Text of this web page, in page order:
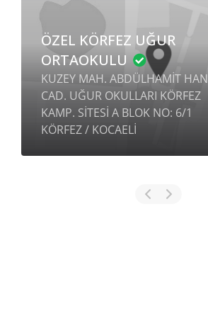
ÖZEL KÖRFEZ UĞUR
ORTAOKULU
KUZEY MAH. ABDÜLHAMİT HAN
CAD. UĞUR OKULLARI KÖRFEZ
KAMP. SİTESİ A BLOK NO: 6/1
KÖRFEZ / KOCAELİ